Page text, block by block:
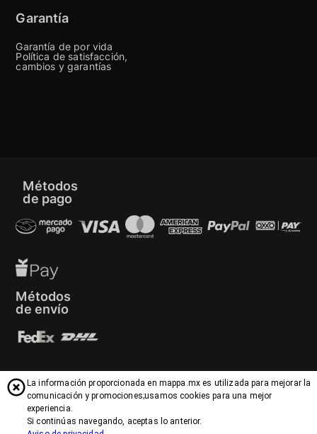
Garantía
Garantía de por vida
Política de satisfacción,
cambios y garantías
Métodos
de pago
Métodos
de envío
Mappa® 2026
son en pesos mexicanos e incluyen impuestos.
La información proporcionada en mappa.mx es utilizada para mejorar la
comunicación y promociones;usamos cookies para una mejor
experiencia.
Si continúas navegando, aceptas lo anterior.